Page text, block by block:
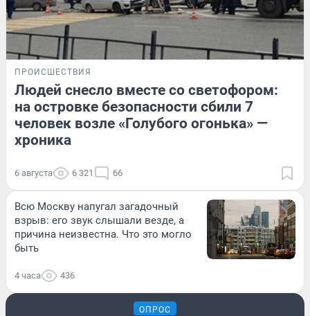
ПРОИСШЕСТВИЯ
Людей снесло вместе со светофором:
на островке безопасности сбили 7
человек возле «Голубого огонька» —
хроника
6 августа 6 321 66
Всю Москву напугал загадочный
взрыв: его звук слышали везде, а
причина неизвестна. Что это могло
быть
4 часа 436
ОПРОС